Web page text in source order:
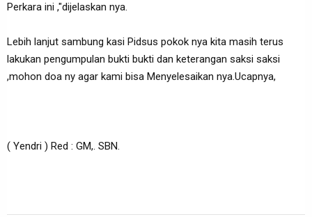
Perkara ini ,"dijelaskan nya.
Lebih lanjut sambung kasi Pidsus pokok nya kita masih terus
lakukan pengumpulan bukti bukti dan keterangan saksi saksi
,mohon doa ny agar kami bisa Menyelesaikan nya.Ucapnya,
( Yendri ) Red : GM,. SBN.